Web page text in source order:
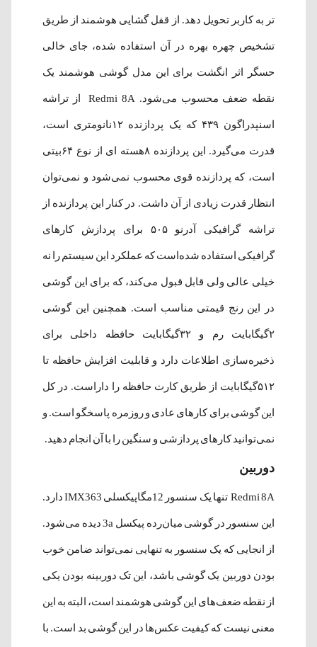
تر به کاربر تحویل دهد. از قفل گشایی هوشمند از طریق
تشخیص چهره بهره در آن استفاده شده، جای خالی
حسگر اثر انگشت برای این مدل گوشی هوشمند یک
نقطه ضعف محسوب می‌شود. Redmi 8A از تراشه
اسنپدراگون ۴۳۹ که یک پردازنده ۱۲نانومتری است،
قدرت می‌گیرد. این پردازنده ۸هسته ای از نوع ۶۴بیتی
است، که پردازنده قوی محسوب نمی‌شود و نمی‌توان
انتظار قدرت زیادی از آن داشت. در کنار این پردازنده از
تراشه گرافیکی آدرنو ۵۰۵ برای پردازش کارهای
گرافیکی استفاده شده‌است که عملکرد این سیستم را نه
خیلی عالی ولی قابل قبول می‌کند، که برای این گوشی
در این رنج قیمتی مناسب است. همچنین این گوشی
۲گیگابایت رم و ۳۲گیگابایت حافظه داخلی برای
ذخیره‌سازی اطلاعات دارد و قابلیت افزایش حافظه تا
۵۱۲گیگابایت از طریق کارت حافظه را داراست. در کل
این گوشی برای کارهای عادی و روزمره پاسخگو است. و
نمی‌توانید کارهای پردازشی و سنگین را با آن انجام دهید.
دوربین
Redmi 8A تنها یک سنسور 12مگاپیکسلی IMX363 دارد.
این سنسور در گوشی میان‌رده پیکسل 3a دیده می‌شود.
از انجایی که یک سنسور به تنهایی نمی‌تواند ضامن خوب
بودن دوربین یک گوشی باشد، این تک دوربینه بودن یکی
از نقطه ضعف‌های این گوشی هوشمند است، البته به این
معنی نیست که کیفیت عکس‌ها در این گوشی بد است. با